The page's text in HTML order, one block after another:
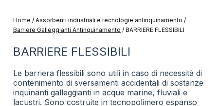
Home / Assorbenti industriali e tecnologie antinquinamento /
Barriere Galleggianti Antinquinamento / BARRIERE FLESSIBILI
BARRIERE FLESSIBILI
Le barriera flessibili sono utili in caso di necessità di
contenimento di sversamenti accidentali di sostanze
inquinanti galleggianti in acque marine, fluviali e
lacustri. Sono costruite in tecnopolimero espanso